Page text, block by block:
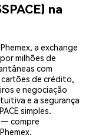
na
a exchange
milhões de
com
de crédito,
e negociação
e a segurança
simples.
— compre